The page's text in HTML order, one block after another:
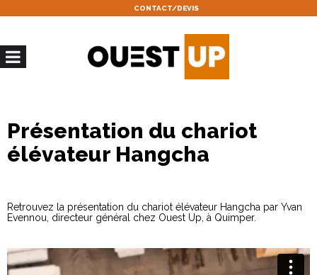
CONTACT/DEVIS
Présentation du chariot
élévateur Hangcha
Retrouvez la présentation du chariot élévateur Hangcha par Yvan
Evennou, directeur général chez Ouest Up, à Quimper.